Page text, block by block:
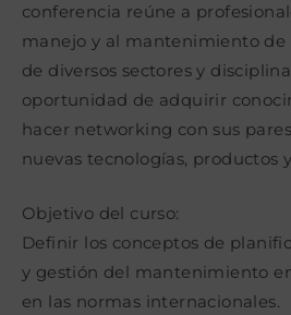
conferencia reúne a
manejo y al mantenimiento de
de diversos sectores y
oportunidad de adquirir
hacer networking con sus
nuevas tecnologías, productos
Objetivo del curso:
Definir los conceptos de
y gestión del mantenimiento
en las normas internacionales.